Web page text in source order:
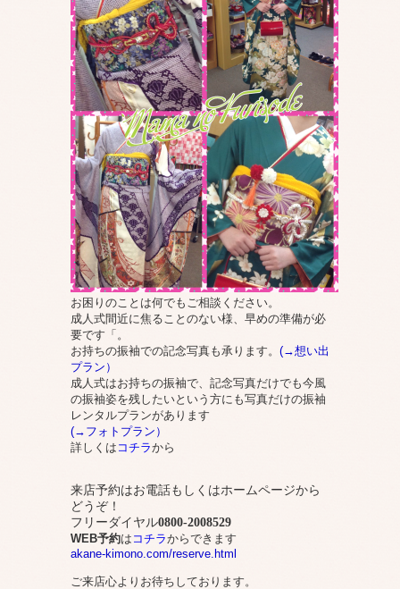
お困りのことは何でもご相談ください。
成人式間近に焦ることのない様、早めの準備が必
要です「。
お持ちの振袖での記念写真も承ります。 (→想い出
プラン）
成人式はお持ちの振袖で、記念写真だけでも今風
の振袖姿を残したいという方にも写真だけの振袖
レンタルプランがあります
(→フォトプラン）
詳しくは コチラから
来店予約はお電話もしくはホームページから
どうぞ！
フリーダイヤル0800-2008529
WEB予約は コチラからできます
akane-kimono.com/reserve.html
ご来店心よりお待ちしております。